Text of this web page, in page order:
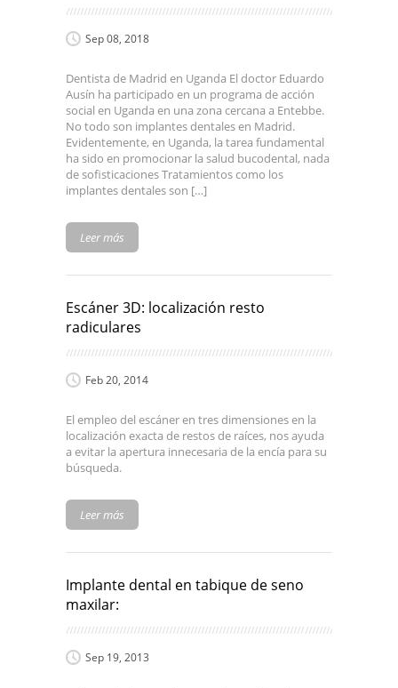
Sep 08, 2018
Dentista de Madrid en Uganda El doctor Eduardo
Ausín ha participado en un programa de acción
social en Uganda en una zona cercana a Entebbe.
No todo son implantes dentales en Madrid.
Evidentemente, en Uganda, la tarea fundamental
ha sido en promocionar la salud bucodental, nada
de sofisticaciones Tratamientos como los
implantes dentales son […]
Leer más
Escáner 3D: localización resto
radiculares
Feb 20, 2014
El empleo del escáner en tres dimensiones en la
localización exacta de restos de raíces, nos ayuda
a evitar la apertura innecesaria de la encía para su
búsqueda.
Leer más
Implante dental en tabique de seno
maxilar:
Sep 19, 2013